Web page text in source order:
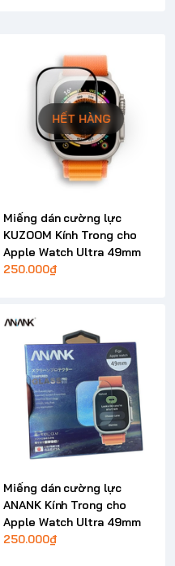
HẾT HÀNG
Miếng dán cường lực
KUZOOM Kính Trong cho
Apple Watch Ultra 49mm
250.000₫
Miếng dán cường lực
ANANK Kính Trong cho
Apple Watch Ultra 49mm
250.000₫